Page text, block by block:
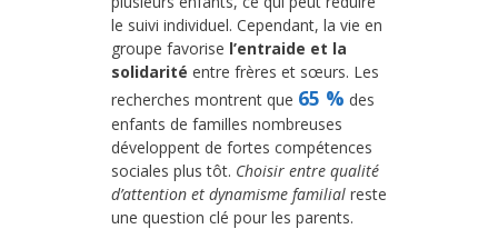
le suivi individuel. Cependant, la vie en
groupe favorise l’entraide et la
solidarité entre frères et sœurs. Les
recherches montrent que 65 % des
enfants de familles nombreuses
développent de fortes compétences
sociales plus tôt. Choisir entre qualité
d’attention et dynamisme familial reste
une question clé pour les parents.